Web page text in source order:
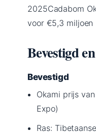
2025Cadabom
voor €5,3 miljoen
Bevestigd
Bevestigd
Okami prijs
Expo)
Ras: